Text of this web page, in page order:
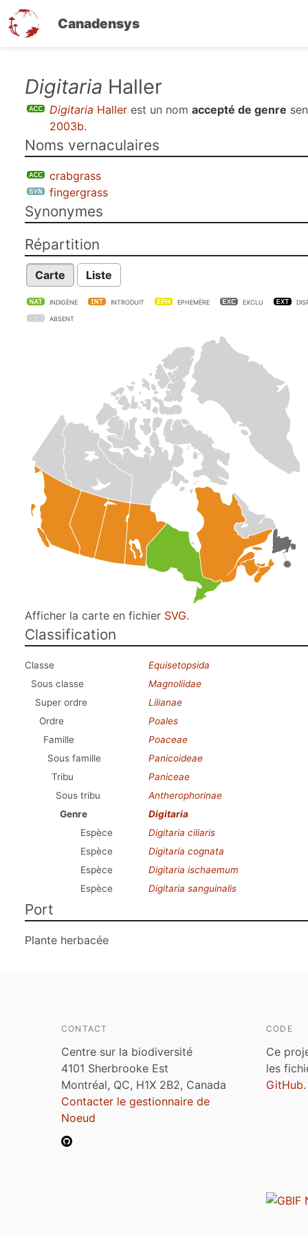
Canadensys
contenu
Digitaria Haller
Digitaria Haller est un nom accepté de genre
2003b.
Noms vernaculaires
crabgrass
fingergrass
Synonymes
Répartition
Carte Liste
INDIGÈNE INTRODUIT EPHEMÈRE EXCLU
ABSENT
Afficher la carte en fichier SVG.
Classification
Classe
Equisetopsida
Sous classe
Magnoliidae
Super ordre
Lilianae
Ordre
Poales
Famille
Poaceae
Sous famille
Panicoideae
Tribu
Paniceae
Sous tribu
Antherophorinae
Genre
Digitaria
Espèce
Digitaria ciliaris
Espèce
Digitaria cognata
Espèce
Digitaria ischaemum
Espèce
Digitaria sanguinalis
Port
Plante herbacée
CONTACT
Centre sur la biodiversité
4101 Sherbrooke Est
Montréal, QC, H1X 2B2, Canada
Contacter le gestionnaire de
Noeud
CODE
Ce
les
GitHub.